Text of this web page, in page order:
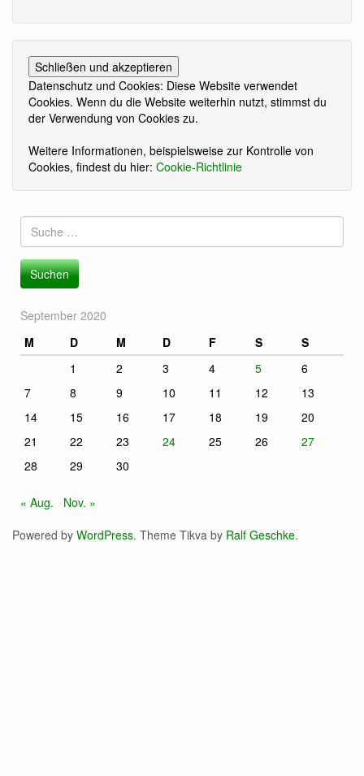
Datenschutz und Cookies: Diese Website verwendet
Cookies. Wenn du die Website weiterhin nutzt, stimmst du
der Verwendung von Cookies zu.
Weitere Informationen, beispielsweise zur Kontrolle von
Cookies, findest du hier: Cookie-Richtlinie
Suche
nach:
September 2020
M
D M D F S
S
1
2 3 4 5
6
7
8 9 10 11 12
13
14
15 16 17 18 19
20
21
22 23 24 25 26
27
28
29 30
« Aug.
Nov. »
Powered by WordPress. Theme Tikva by Ralf Geschke.